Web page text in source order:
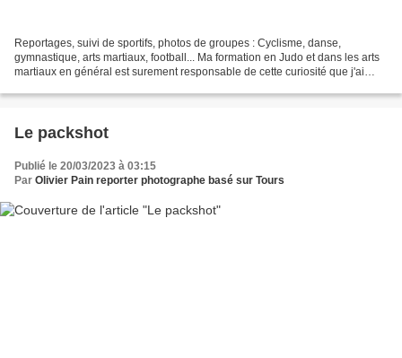
Reportages, suivi de sportifs, photos de groupes : Cyclisme, danse,
gymnastique, arts martiaux, football... Ma formation en Judo et dans les arts
martiaux en général est surement responsable de cette curiosité que j'ai
Le packshot
Publié le 20/03/2023 à 03:15
Par Olivier Pain reporter photographe basé sur Tours